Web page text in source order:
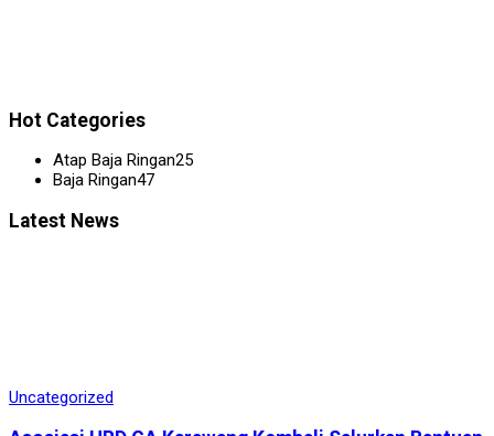
Hot Categories
Atap Baja Ringan25
Baja Ringan47
Latest News
Uncategorized